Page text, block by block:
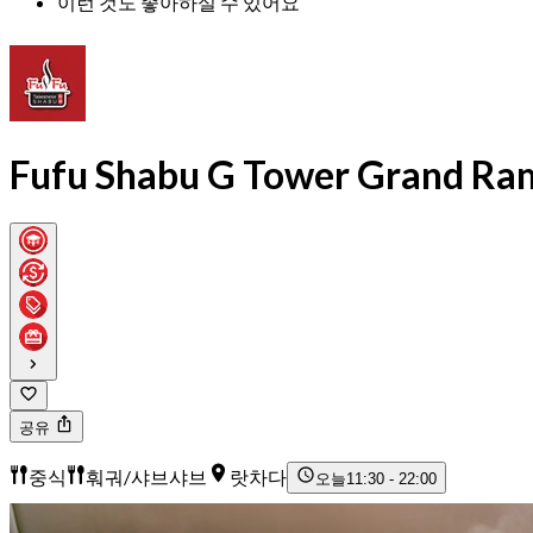
Fufu Shabu G Tower Grand
공유
중식 훠궈/샤브샤브 랏차다 오늘11:30 - 22:00